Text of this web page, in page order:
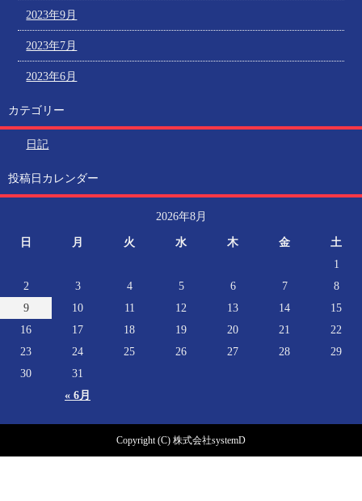
2023年9月
2023年7月
2023年6月
カテゴリー
日記
投稿日カレンダー
2026年8月
日 月 火 水 木 金 土
« 6月
1
2
3 4 5 6 7
8
9
10 11 12 13 14
15
16
17 18 19 20 21
22
23
24 25 26 27 28
29
30
31
Copyright (C) 株式会社systemD